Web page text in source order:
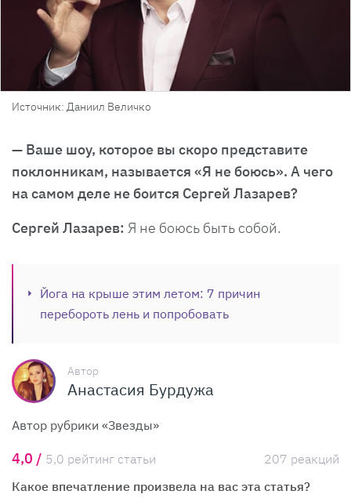
Источник: Даниил Величко
— Ваше шоу, которое вы скоро представите
поклонникам, называется «Я не боюсь». А чего
на самом деле не боится Сергей Лазарев?
Сергей Лазарев: Я не боюсь быть собой.
Йога на крыше этим летом: 7 причин
перебороть лень и попробовать
Автор
Анастасия Бурдужа
Автор рубрики «Звезды»
4,0 / 5,0 рейтинг статьи
207 реакций
Какое впечатление произвела на вас эта статья?